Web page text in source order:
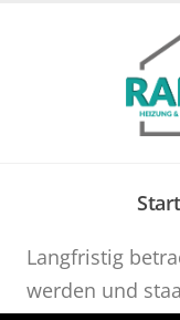
Start
Langfristig
werden und